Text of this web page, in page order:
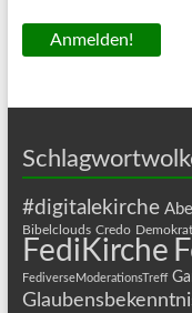
#digitalekirche
Bibelclouds Credo
FediKirche
FediverseModerationsTreff